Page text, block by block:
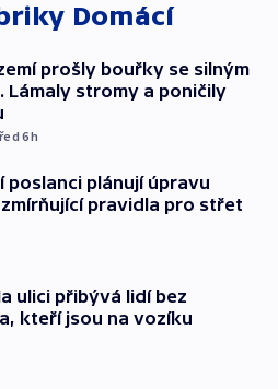
Domácí
prošly bouřky se silným
Lámaly stromy a poničily
6h
poslanci plánují úpravu
pravidla pro střet
ulici přibývá lidí bez
kteří jsou na vozíku